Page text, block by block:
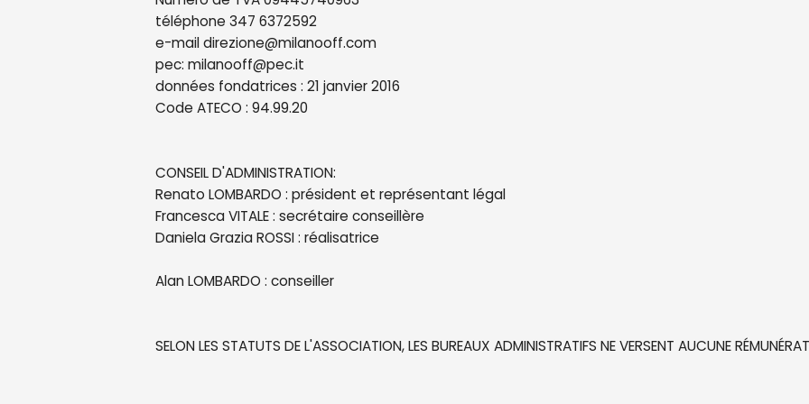
téléphone 347 6372592
e-mail direzione@milanooff.com
pec: milanooff@pec.it
données fondatrices : 21 janvier 2016
Code ATECO : 94.99.20
CONSEIL D'ADMINISTRATION:
Renato LOMBARDO : président et représentant légal
Francesca VITALE : secrétaire conseillère
Daniela Grazia ROSSI : réalisatrice
Alan LOMBARDO : conseiller
SELON LES STATUTS DE L'ASSOCIATION, LES BUREAUX ADMINISTRATIFS NE VERSENT AUCUNE